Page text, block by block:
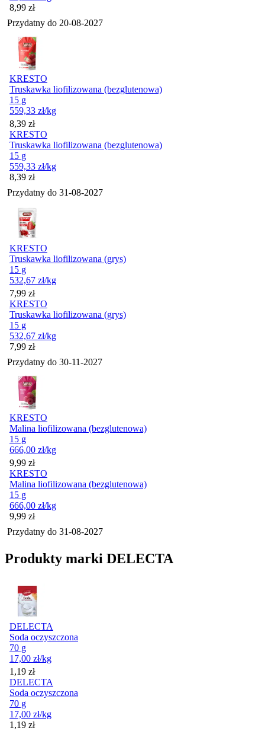
Cena
8,99 zł
Przydatny do 20-08-2027
KRESTO
Truskawka liofilizowana (bezglutenowa)
15 g
559,33 zł/kg
Cena
8,39 zł
KRESTO
Truskawka liofilizowana (bezglutenowa)
15 g
559,33 zł/kg
Cena
8,39 zł
Przydatny do 31-08-2027
KRESTO
Truskawka liofilizowana (grys)
15 g
532,67 zł/kg
Cena
7,99 zł
KRESTO
Truskawka liofilizowana (grys)
15 g
532,67 zł/kg
Cena
7,99 zł
Przydatny do 30-11-2027
KRESTO
Malina liofilizowana (bezglutenowa)
15 g
666,00 zł/kg
Cena
9,99 zł
KRESTO
Malina liofilizowana (bezglutenowa)
15 g
666,00 zł/kg
Cena
9,99 zł
Przydatny do 31-08-2027
Produkty marki DELECTA
DELECTA
Soda oczyszczona
70 g
17,00 zł/kg
Cena
1,19 zł
DELECTA
Soda oczyszczona
70 g
17,00 zł/kg
Cena
1,19 zł